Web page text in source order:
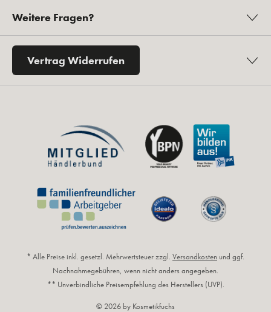
Weitere Fragen?
Vertrag Widerrufen
* Alle Preise inkl. gesetzl. Mehrwertsteuer zzgl. Versandkosten und ggf.
Nachnahmegebühren, wenn nicht anders angegeben.
** Unverbindliche Preisempfehlung des Herstellers (UVP).
© 2026 by Kosmetikfuchs